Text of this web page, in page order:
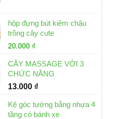
hộp đựng bút kiêm chậu
trồng cây cute
Giá
là:
30.000 ₫.
20.000 ₫
tại
là:
20.000 ₫.
CÂY MASSAGE VỚI 3
CHỨC NĂNG
13.000 ₫
Kệ góc tường bằng nhựa 4
tầng có bánh xe